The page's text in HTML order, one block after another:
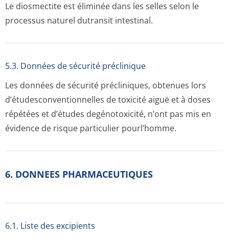
Le diosmectite est éliminée dans les selles selon le
processus naturel dutransit intestinal.
5.3. Données de sécurité préclinique
Les données de sécurité précliniques, obtenues lors
d’étudesconven­tionnelles de toxicité aiguë et à doses
répétées et d’études degénotoxicité, n’ont pas mis en
évidence de risque particulier pourl’homme.
6. DONNEES PHARMACEUTIQUES
6.1. Liste des excipients